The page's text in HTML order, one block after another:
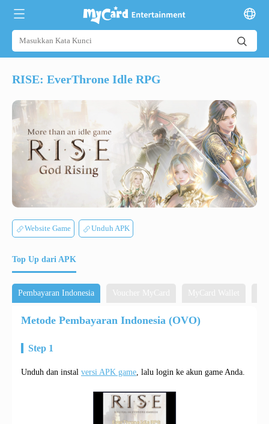
RISE: EverThrone Idle RPG
Website Game Unduh APK
Top Up dari APK
Pembayaran Indonesia Voucher MyCard MyCard Wallet
Metode Pembayaran Indonesia (OVO)
Step 1
Unduh dan instal versi APK game , lalu login ke akun game Anda.